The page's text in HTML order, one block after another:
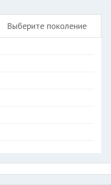
Выберите поколение